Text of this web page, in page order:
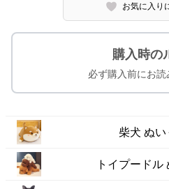
お気に入り
購入時の
必ず購入前にお読
柴犬 ぬい
トイプードル